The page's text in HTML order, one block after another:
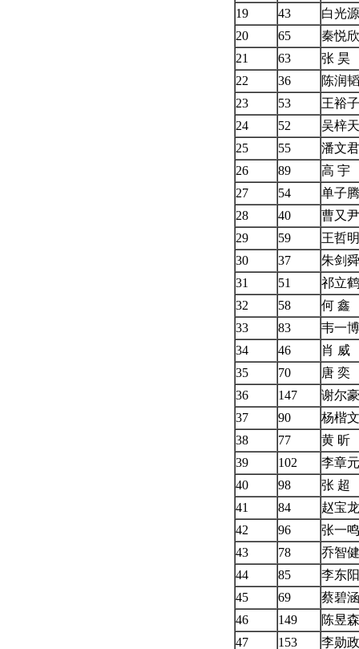
19
43
白光源
20
65
秦悦欣
21
63
张 昊
22
36
陈润韬
23
53
王裕子
24
52
吴梓天
25
55
潘文君
26
89
高 宇
27
54
单子腾
28
40
曹又尹
29
59
王哲明
30
37
朱剑舜
31
51
祁立鹤
32
58
何 鑫
33
83
韦一博
34
46
肖 威
35
70
唐 奕
36
147
谢尔豪
37
90
杨楷文
38
77
黄 昕
39
102
李章元
40
98
张 超
41
84
赵宝龙
42
96
张一鸣
43
78
乔智健
44
85
李东阳
45
69
蔡碧涵
46
149
陈昱森
47
153
李勋政